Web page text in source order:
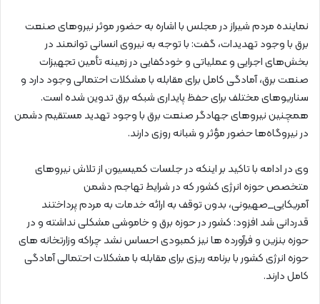
نماینده مردم شیراز در مجلس با اشاره به حضور موثر نیروهای صنعت
برق با وجود تهدیدات، گفت: با توجه به نیروی انسانی توانمند در
بخش‌های اجرایی و عملیاتی و خودکفایی در زمینه تأمین تجهیزات
صنعت برق، آمادگی کامل برای مقابله با مشکلات احتمالی وجود دارد و
سناریوهای مختلف برای حفظ پایداری شبکه برق تدوین شده است.
همچنین نیروهای جهادگر صنعت برق با وجود تهدید مستقیم دشمن
در نیروگاه‌ها حضور مؤثر و شبانه روزی دارند.
وی در ادامه با تاکید بر اینکه در جلسات کمیسیون از تلاش نیروهای
متخصص حوزه انرژی کشور که در شرایط تهاجم دشمن
آمریکایی_صهیونی، بدون توقف به ارائه خدمات به مردم پرداختند
قدردانی شد افزود: کشور در حوزه برق و خاموشی مشکلی نداشته و در
حوزه بنزین و فرآورده ها نیز کمبودی احساس نشد چراکه وزارتخانه های
حوزه انرژی کشور با برنامه ریزی برای مقابله با مشکلات احتمالی آمادگی
کامل دارند.